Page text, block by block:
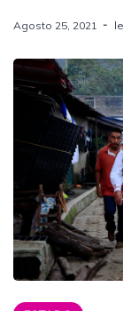
Agosto 25, 2021